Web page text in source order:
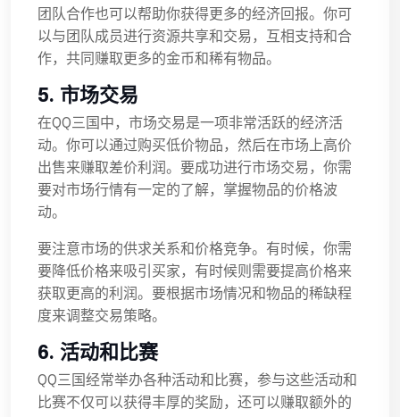
团队合作也可以帮助你获得更多的经济回报。你可
以与团队成员进行资源共享和交易，互相支持和合
作，共同赚取更多的金币和稀有物品。
5. 市场交易
在QQ三国中，市场交易是一项非常活跃的经济活
动。你可以通过购买低价物品，然后在市场上高价
出售来赚取差价利润。要成功进行市场交易，你需
要对市场行情有一定的了解，掌握物品的价格波
动。
要注意市场的供求关系和价格竞争。有时候，你需
要降低价格来吸引买家，有时候则需要提高价格来
获取更高的利润。要根据市场情况和物品的稀缺程
度来调整交易策略。
6. 活动和比赛
QQ三国经常举办各种活动和比赛，参与这些活动和
比赛不仅可以获得丰厚的奖励，还可以赚取额外的